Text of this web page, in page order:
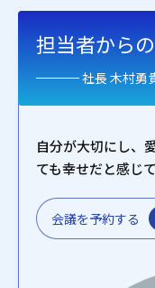
2025.02.1218:00 p.m
輸入許可
LAX空港到着
2025.02.1301:16 a.m
HND空港離陸
担当者から
社長 木村勇
自分が大切にし、
ても幸せだと感じ
会議を予約する